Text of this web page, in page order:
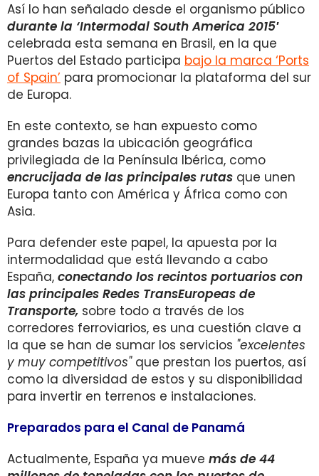
Así lo han señalado desde el organismo público
durante la ‘Intermodal South America 2015′
celebrada esta semana en Brasil, en la que
Puertos del Estado participa bajo la marca ‘Ports
of Spain’ para promocionar la plataforma del sur
de Europa.
En este contexto, se han expuesto como
grandes bazas la ubicación geográfica
privilegiada de la Península Ibérica, como
encrucijada de las principales rutas que unen
Europa tanto con América y África como con
Asia.
Para defender este papel, la apuesta por la
intermodalidad que está llevando a cabo
España, conectando los recintos portuarios con
las principales Redes TransEuropeas de
Transporte, sobre todo a través de los
corredores ferroviarios, es una cuestión clave a
la que se han de sumar los servicios "excelentes
y muy competitivos"que prestan los puertos, así
como la diversidad de estos y su disponibilidad
para invertir en terrenos e instalaciones.
Preparados para el Canal de Panamá
Actualmente, España ya mueve más de 44